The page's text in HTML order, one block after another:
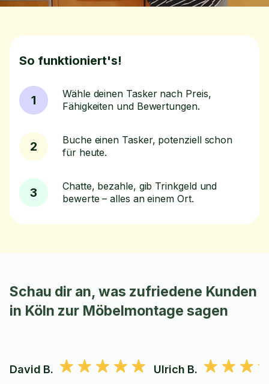
So funktioniert's!
1
Wähle deinen Tasker nach Preis,
Fähigkeiten und Bewertungen.
2
Buche einen Tasker, potenziell schon
für heute.
3
Chatte, bezahle, gib Trinkgeld und
bewerte – alles an einem Ort.
Schau dir an, was zufriedene Kunden
in Köln zur Möbelmontage sagen
David B. Ulrich B.